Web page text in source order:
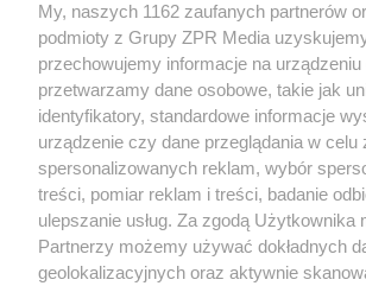
Żaden utwór zamieszczony w serwisie nie może być
rozpowszechniany lub dalej rozpowszechniany w
tym także elektroniczny lub mechaniczny) na
eksploatacji w jakiejkolwiek formie, włącznie z
bez pisemnej zgody właściciela praw. Jakiekolwiek
wykorzystanie utworów w całości lub w części z
bez właściwej zgody, jest zabronione pod groźbą
prawnie.
My, naszych 1162 zaufanych partnerów
podmioty z Grupy ZPR Media
przechowujemy informacje na urządzeniu
przetwarzamy dane osobowe, takie jak
identyfikatory, standardowe informacje
urządzenie czy dane przeglądania w celu
spersonalizowanych reklam, wybór
treści, pomiar reklam i treści, badanie
ulepszanie usług. Za zgodą Użytkownika
Partnerzy możemy używać dokładnych
geolokalizacyjnych oraz aktywnie